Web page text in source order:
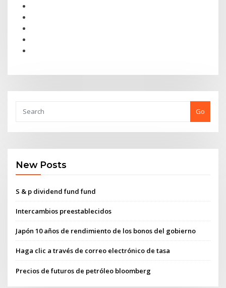
Go
New Posts
S & p dividend fund fund
Intercambios preestablecidos
Japón 10 años de rendimiento de los bonos del gobierno
Haga clic a través de correo electrónico de tasa
Precios de futuros de petróleo bloomberg